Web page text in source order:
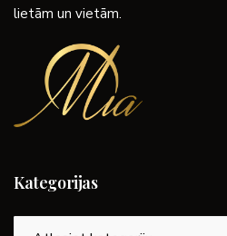
lietām un vietām.
Kategorijas